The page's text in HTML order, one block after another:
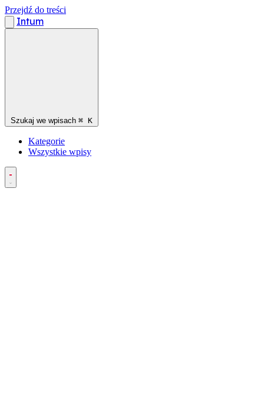
Przejdź do treści
Intum
Szukaj we wpisach ⌘ K
Kategorie
Wszystkie wpisy